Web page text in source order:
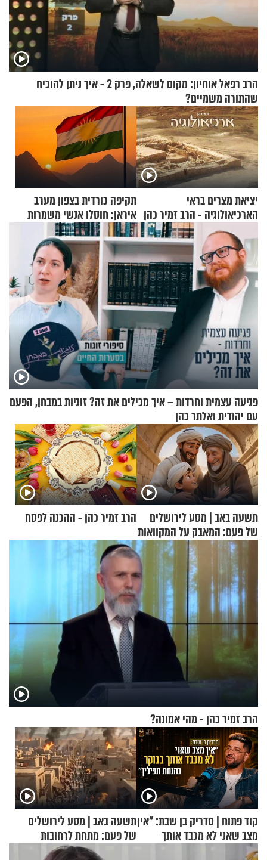
הרב רפאל אוחיון: מקום לשאלה, פרק 2 - איך ניתן להוכיח
שהתורה משמיים?
יציאת מצרים בראי
הארכיאולוגיה - הרב זמיר כהן
תקיפה כורדית בצפון מערב
איראן: חוסלו אנשי משמרות
המהפכה
פגיעה עצמית וחרדות – איך מכילים את זה? זוגיות במבחן, הפעם
עם יהודית ואלתר כהן
תשעה באב | מסע לירושלים
של פעם: המאבק על המקוואות
הרב זמיר כהן - ההכנה לפסח
הרב זמיר כהן - מהי אמונה?
קוד פתוח | סדריק בן שבת: "אין
מצב שאני לא מכבד אותך
בבוקר בהנחת תפילין"
תשעה באב | מסע לירושלים
של פעם: מתחת לרחובות